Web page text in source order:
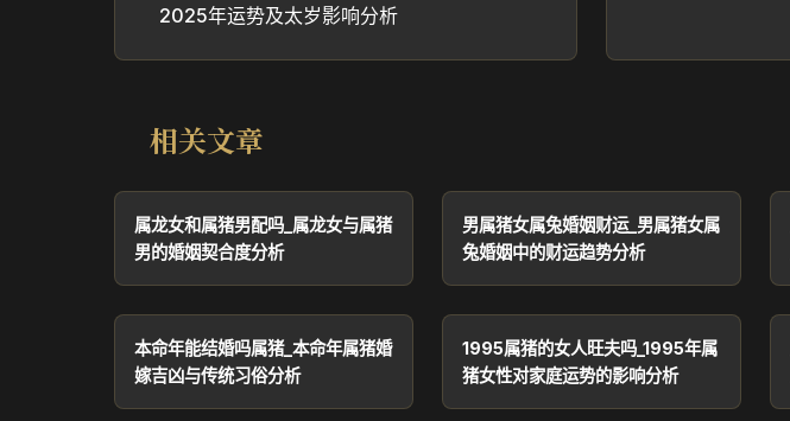
2025年运势及太岁影响分析
相关文章
属龙女和属猪男配吗_属龙女与属猪
男的婚姻契合度分析
男属猪女属兔婚姻财运_男属猪女属
兔婚姻中的财运趋势分析
本命年能结婚吗属猪_本命年属猪婚
嫁吉凶与传统习俗分析
1995属猪的女人旺夫吗_1995年属
猪女性对家庭运势的影响分析